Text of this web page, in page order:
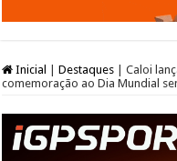
Inicial Destaques
Caloi
comemoração ao Dia Mundial